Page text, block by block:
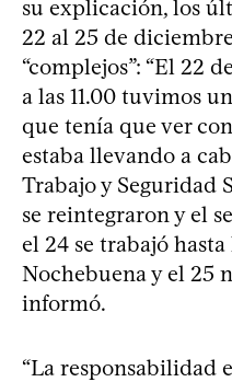
su explicación, los
22 al 25 de
“complejos”: “El 22
a las 11.00 tuvimos
que tenía que ver
estaba llevando a
Trabajo y Seguridad
se reintegraron y el
el 24 se trabajó hasta
Nochebuena y el 25
informó.
“La responsabilidad